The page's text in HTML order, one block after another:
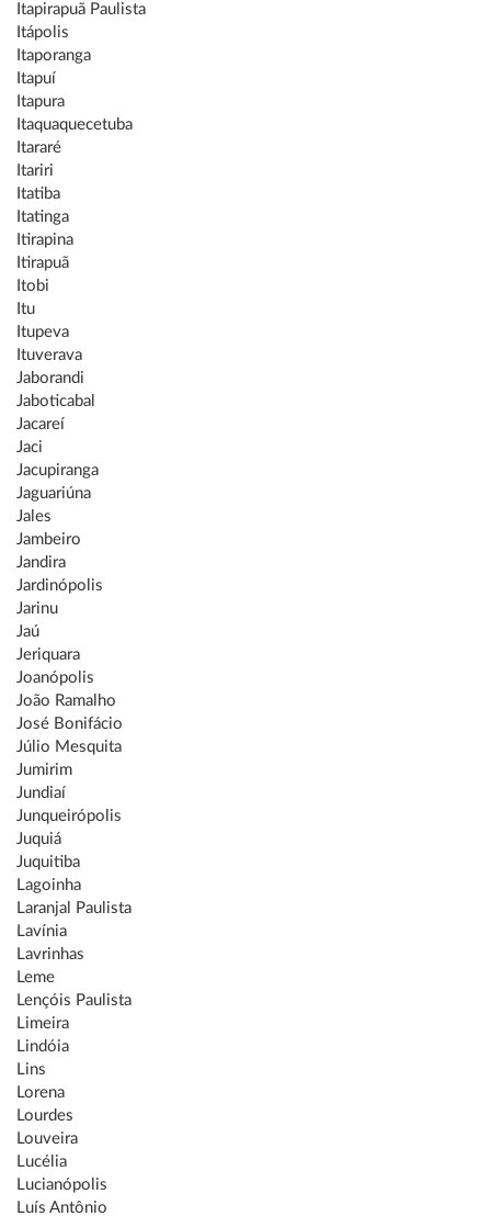
Itapirapuã Paulista
Itápolis
Itaporanga
Itapuí
Itapura
Itaquaquecetuba
Itararé
Itariri
Itatiba
Itatinga
Itirapina
Itirapuã
Itobi
Itu
Itupeva
Ituverava
Jaborandi
Jaboticabal
Jacareí
Jaci
Jacupiranga
Jaguariúna
Jales
Jambeiro
Jandira
Jardinópolis
Jarinu
Jaú
Jeriquara
Joanópolis
João Ramalho
José Bonifácio
Júlio Mesquita
Jumirim
Jundiaí
Junqueirópolis
Juquiá
Juquitiba
Lagoinha
Laranjal Paulista
Lavínia
Lavrinhas
Leme
Lençóis Paulista
Limeira
Lindóia
Lins
Lorena
Lourdes
Louveira
Lucélia
Lucianópolis
Luís Antônio